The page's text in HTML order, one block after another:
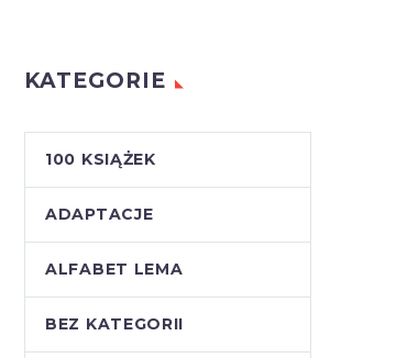
KATEGORIE
100 KSIĄŻEK
ADAPTACJE
ALFABET LEMA
BEZ KATEGORII